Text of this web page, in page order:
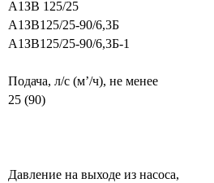
A1ЗВ 125/25
A1ЗВ125/25-90/6,3Б
A1ЗВ125/25-90/6,3Б-1
Подача, л/с (м’/ч), не менее
25 (90)
Давление на выходе из насоса,